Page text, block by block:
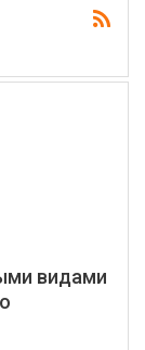
видами